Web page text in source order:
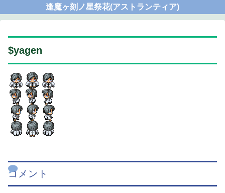
逢魔ヶ刻ノ星祭花(アストランティア)
$yagen
コメント